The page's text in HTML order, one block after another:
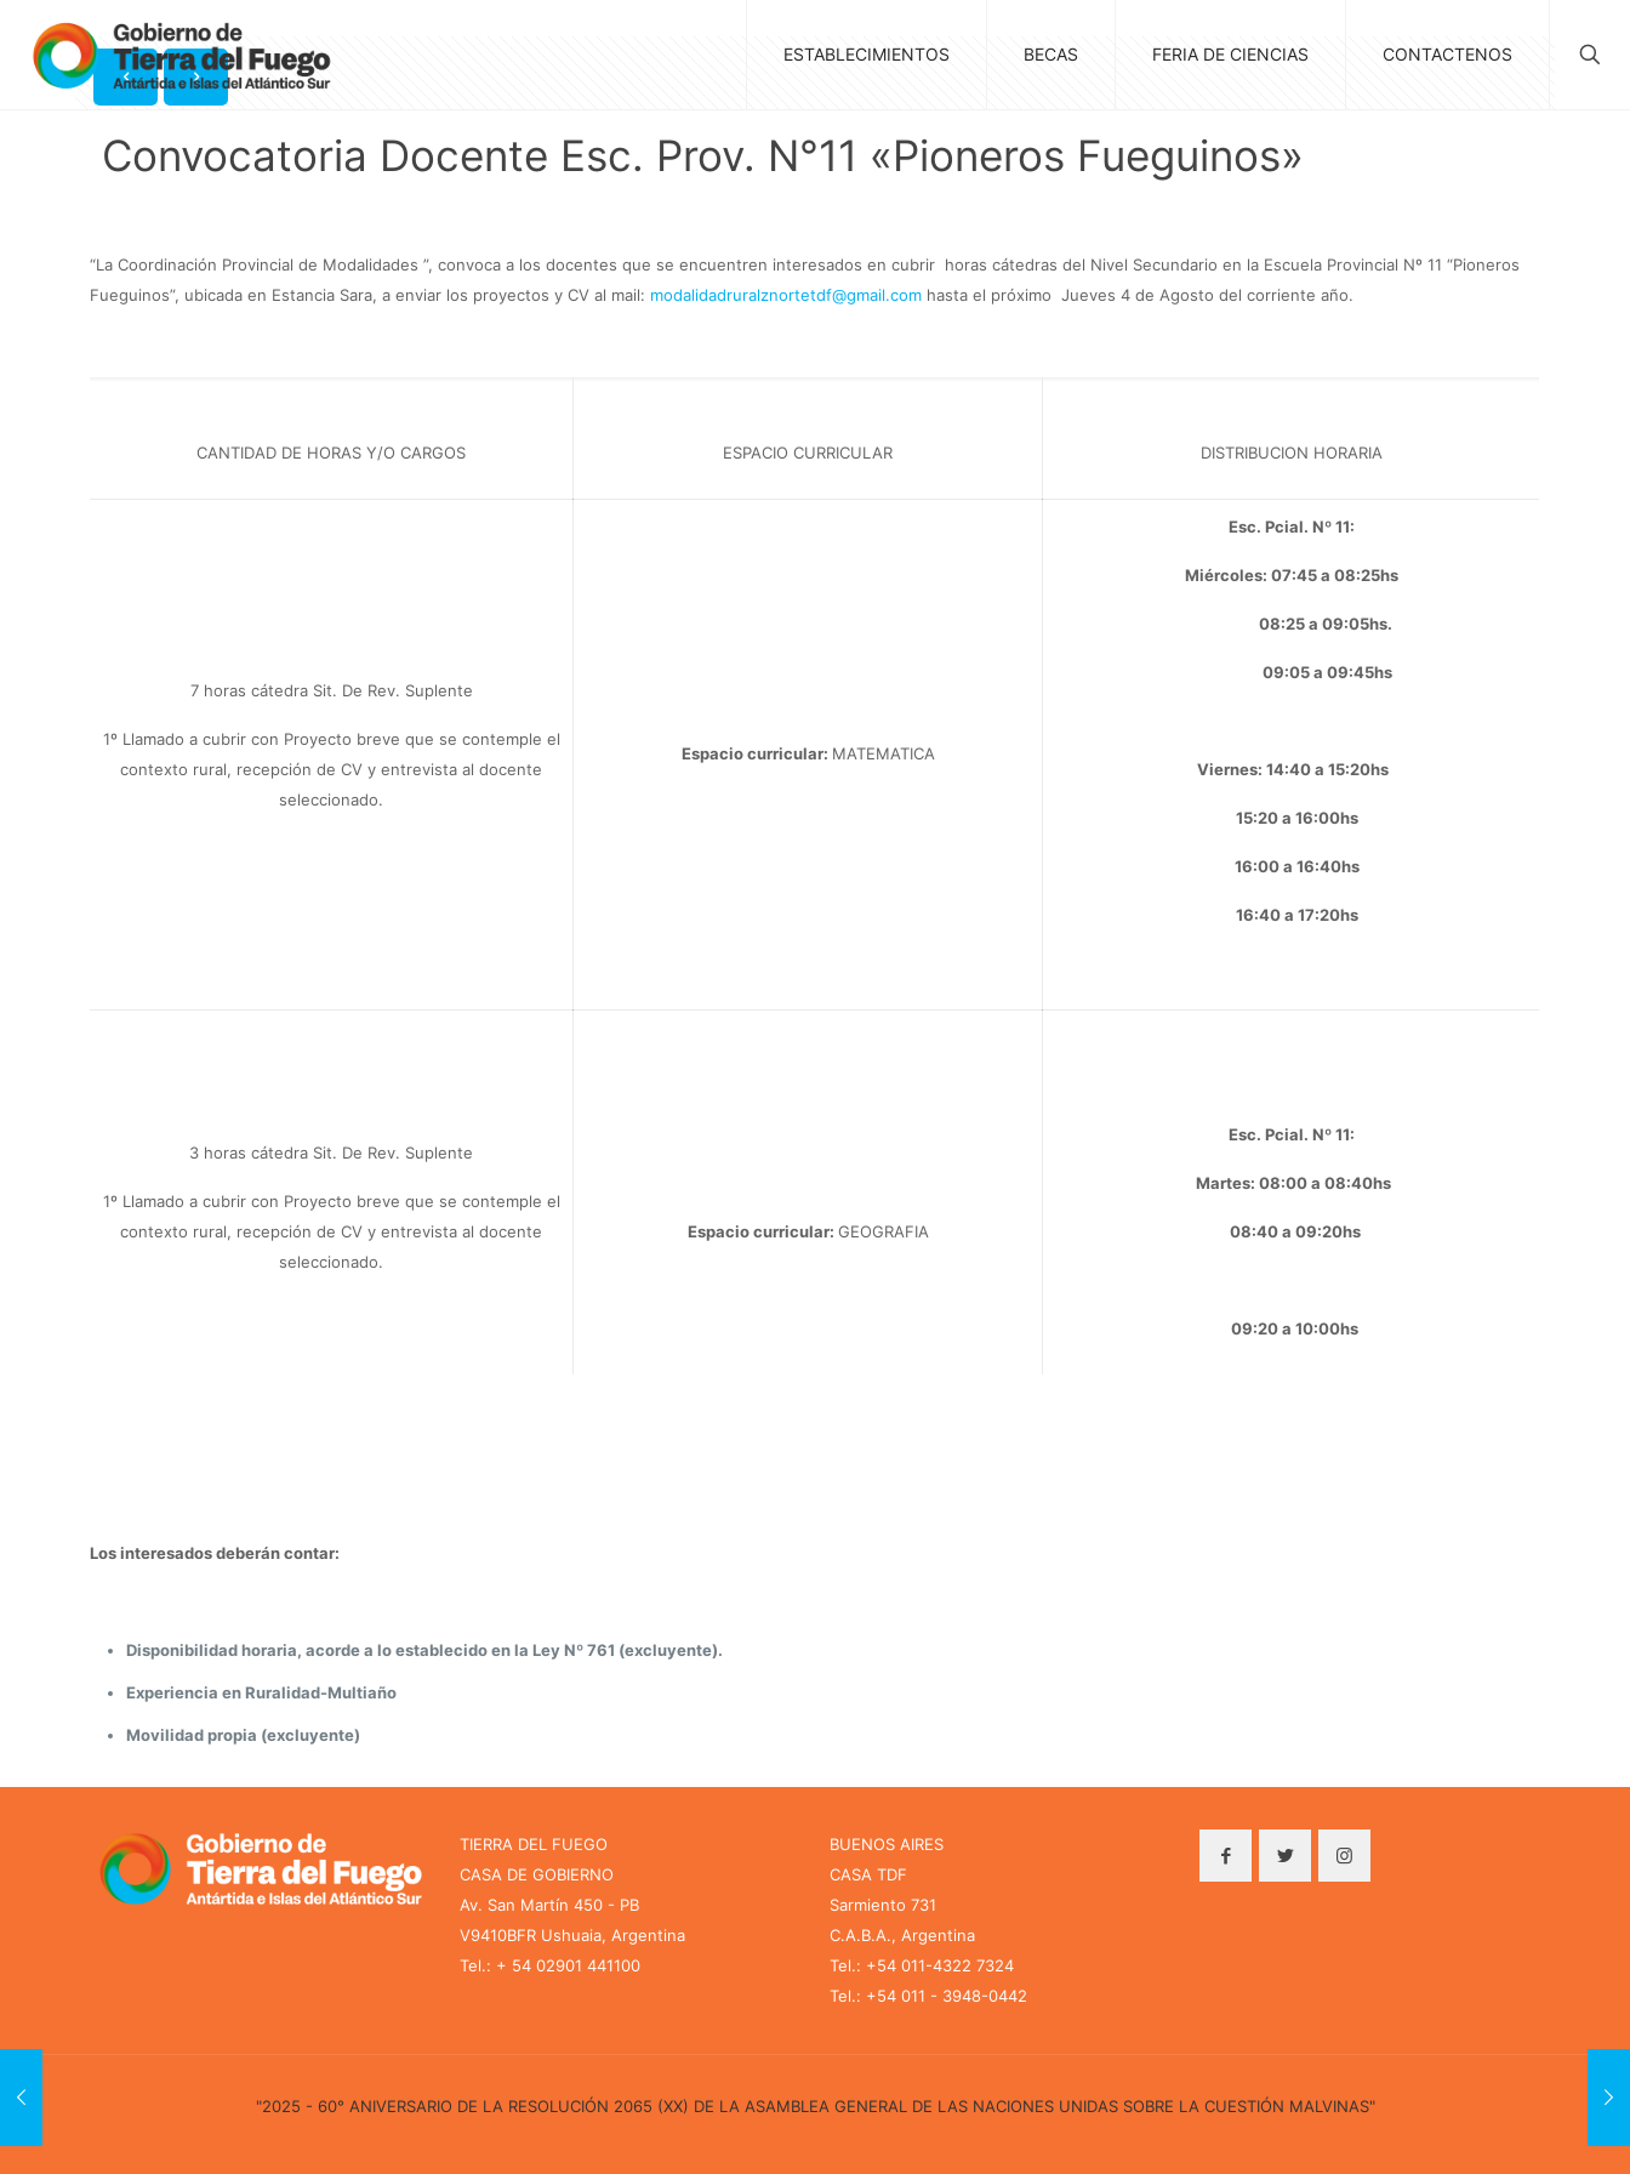
ESTABLECIMIENTOS BECAS FERIA DE CIENCIAS CONTACTENOS
Convocatoria Docente Esc. Prov. N°11 «Pioneros Fueguinos»
“La Coordinación Provincial de Modalidades ”, convoca a los docentes que se encuentren interesados en cubrir horas cátedras del Nivel Secundario en la Escuela Provincial Nº 11 “Pioneros
Fueguinos”, ubicada en Estancia Sara, a enviar los proyectos y CV al mail: modalidadruralznortetdf@gmail.com hasta el próximo Jueves 4 de Agosto del corriente año.
CANTIDAD DE HORAS Y/O CARGOS ESPACIO CURRICULAR DISTRIBUCION HORARIA
7 horas cátedra Sit. De Rev. Suplente
1º Llamado a cubrir con Proyecto breve que se contemple el
contexto rural, recepción de CV y entrevista al docente
seleccionado.
Espacio curricular: MATEMATICA
Esc. Pcial. Nº 11:
Miércoles: 07:45 a 08:25hs
08:25 a 09:05hs.
09:05 a 09:45hs
Viernes: 14:40 a 15:20hs
15:20 a 16:00hs
16:00 a 16:40hs
16:40 a 17:20hs
3 horas cátedra Sit. De Rev. Suplente
1º Llamado a cubrir con Proyecto breve que se contemple el
contexto rural, recepción de CV y entrevista al docente
seleccionado.
Espacio curricular: GEOGRAFIA
Esc. Pcial. Nº 11:
Martes: 08:00 a 08:40hs
08:40 a 09:20hs
09:20 a 10:00hs
Los interesados deberán contar:
Disponibilidad horaria, acorde a lo establecido en la Ley Nº 761 (excluyente).
Experiencia en Ruralidad-Multiaño
Movilidad propia (excluyente)
TIERRA DEL FUEGO
CASA DE GOBIERNO
Av. San Martín 450 - PB
V9410BFR Ushuaia, Argentina
Tel.: + 54 02901 441100
BUENOS AIRES
CASA TDF
Sarmiento 731
C.A.B.A., Argentina
Tel.: +54 011-4322 7324
Tel.: +54 011 - 3948-0442
"2025 - 60° ANIVERSARIO DE LA RESOLUCIÓN 2065 (XX) DE LA ASAMBLEA GENERAL DE LAS NACIONES UNIDAS SOBRE LA CUESTIÓN MALVINAS"